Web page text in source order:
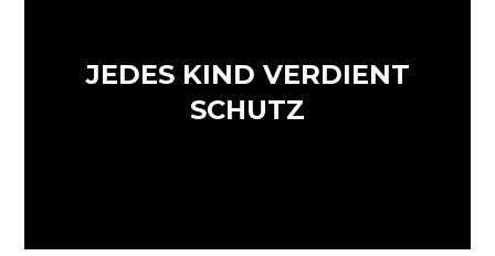
JEDES KIND VERDIENT
SCHUTZ